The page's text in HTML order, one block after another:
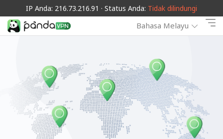
IP Anda: 216.73.216.91 · Status Anda: Tidak dilindungi
Bahasa Melayu